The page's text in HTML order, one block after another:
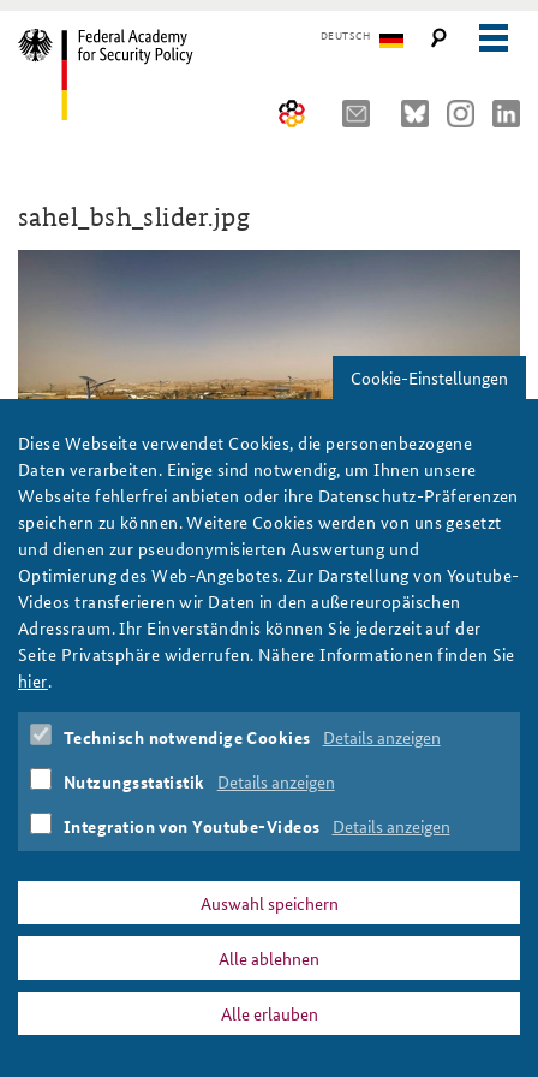
DEUTSCH
Advisory Board
The Association of Friends
Partners
Young Leaders in Security Policy
Directions
Seminars, Conferences and Events
Core Course on Security Policy
German Forum on Security Policy
Public Events
Further Events
sahel_bsh_slider.jpg
Ein provisorisches Flüchtlingslager erstreckt sich über ein
Wüstenplateau bis zum Horizont.
Foto: UNHCR/Frédéric Noy
sahel_bsh_slider.jpg
Cookie-Einstellungen
Diese Webseite verwendet Cookies, die personenbezogene
Daten verarbeiten. Einige sind notwendig, um Ihnen unsere
Webseite fehlerfrei anbieten oder ihre Datenschutz-Präferenzen
speichern zu können. Weitere Cookies werden von uns gesetzt
und dienen zur pseudonymisierten Auswertung und
Optimierung des Web-Angebotes. Zur Darstellung von Youtube-
Videos transferieren wir Daten in den außereuropäischen
Adressraum. Ihr Einverständnis können Sie jederzeit auf der
Seite Privatsphäre widerrufen. Nähere Informationen finden Sie
hier.
Technisch notwendige Cookies Details anzeigen
Nutzungsstatistik Details anzeigen
Integration von Youtube-Videos Details anzeigen
Auswahl speichern
Alle ablehnen
Alle erlauben